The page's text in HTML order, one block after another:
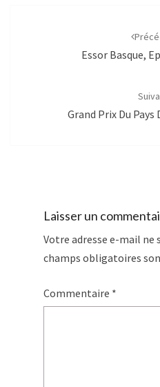
Essor Basque,
Grand Prix Du Pays
Laisser un
Votre adresse e-mail ne
champs obligatoires
Commentaire *